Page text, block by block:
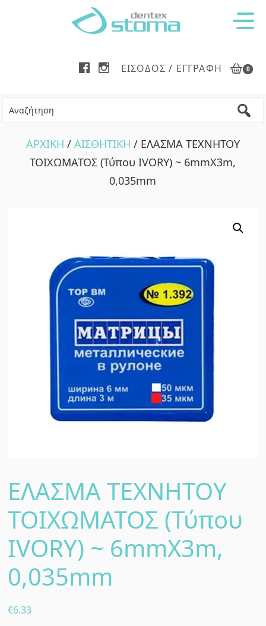
ΕΊΣΟΔΟΣ / ΕΓΓΡΑΦΉ 0
ΑΡΧΙΚΗ / ΑΙΣΘΗΤΙΚΗ / ΕΛΑΣΜΑ ΤΕΧΝΗΤΟΥ
ΤΟΙΧΩΜΑΤΟΣ (Τύπου IVORY) ~ 6mmX3m,
0,035mm
ΕΛΑΣΜΑ ΤΕΧΝΗΤΟΥ
ΤΟΙΧΩΜΑΤΟΣ (Τύπου
IVORY) ~ 6mmX3m,
0,035mm
€6.33